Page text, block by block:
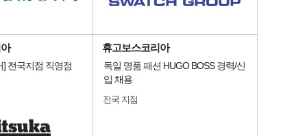
전국지점 직영점
휴고보스코리아
독일 명품 패션 HUGO BOSS 경력/신
입 채용
전국 지점